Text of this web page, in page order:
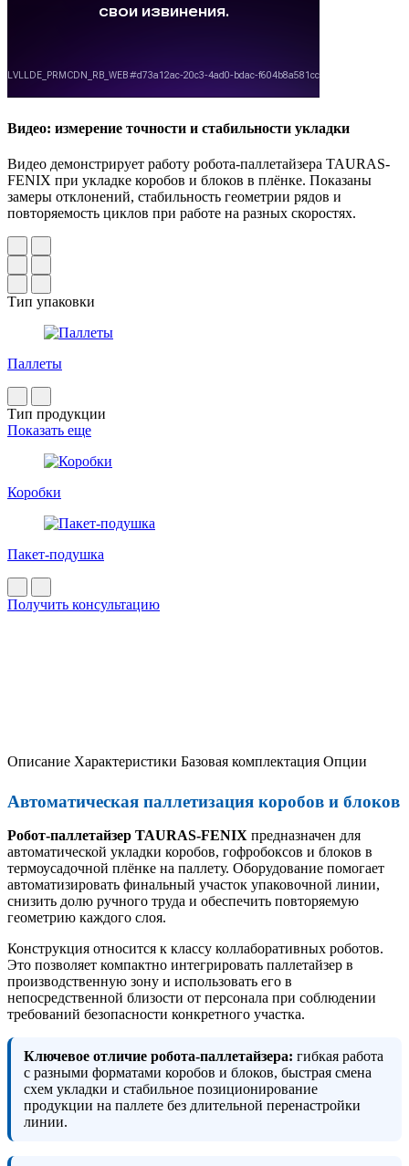
Видео: измерение точности и стабильности укладки
Видео демонстрирует работу робота-паллетайзера TAURAS-
FENIX при укладке коробов и блоков в плёнке. Показаны
замеры отклонений, стабильность геометрии рядов и
повторяемость циклов при работе на разных скоростях.
Тип упаковки
Паллеты
Тип продукции
Показать еще
Коробки
Пакет-подушка
Получить консультацию
Описание Характеристики Базовая комплектация Опции
Автоматическая паллетизация коробов и блоков
Робот-паллетайзер TAURAS-FENIX предназначен для
автоматической укладки коробов, гофробоксов и блоков в
термоусадочной плёнке на паллету. Оборудование помогает
автоматизировать финальный участок упаковочной линии,
снизить долю ручного труда и обеспечить повторяемую
геометрию каждого слоя.
Конструкция относится к классу коллаборативных роботов.
Это позволяет компактно интегрировать паллетайзер в
производственную зону и использовать его в
непосредственной близости от персонала при соблюдении
требований безопасности конкретного участка.
Ключевое отличие робота-паллетайзера: гибкая работа
с разными форматами коробов и блоков, быстрая смена
схем укладки и стабильное позиционирование
продукции на паллете без длительной перенастройки
линии.